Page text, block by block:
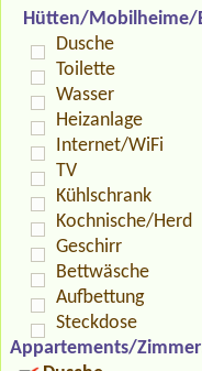
Hütten/Mobilheime/
Dusche
Toilette
Wasser
Heizanlage
Internet/WiFi
TV
Kühlschrank
Kochnische/Herd
Geschirr
Bettwäsche
Aufbettung
Steckdose
Appartements/